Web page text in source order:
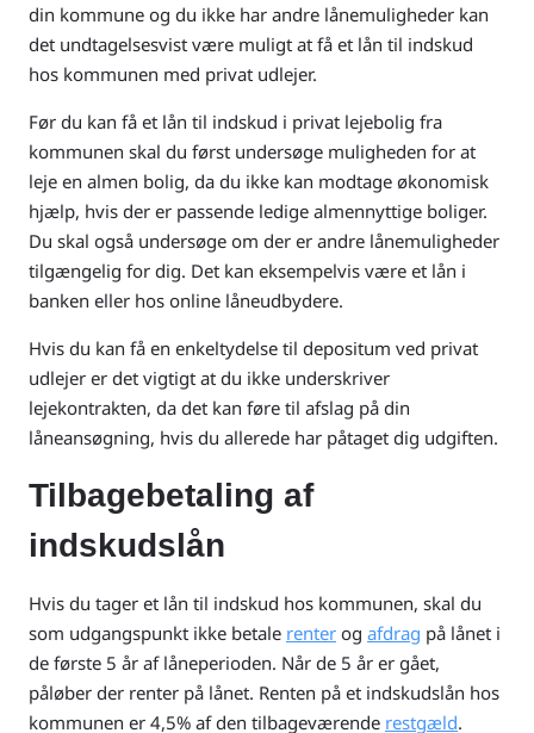
din kommune og du ikke har andre lånemuligheder kan
det undtagelsesvist være muligt at få et lån til indskud
hos kommunen med privat udlejer.
Før du kan få et lån til indskud i privat lejebolig fra
kommunen skal du først undersøge muligheden for at
leje en almen bolig, da du ikke kan modtage økonomisk
hjælp, hvis der er passende ledige almennyttige boliger.
Du skal også undersøge om der er andre lånemuligheder
tilgængelig for dig. Det kan eksempelvis være et lån i
banken eller hos online låneudbydere.
Hvis du kan få en enkeltydelse til depositum ved privat
udlejer er det vigtigt at du ikke underskriver
lejekontrakten, da det kan føre til afslag på din
låneansøgning, hvis du allerede har påtaget dig udgiften.
Tilbagebetaling af
indskudslån
Hvis du tager et lån til indskud hos kommunen, skal du
som udgangspunkt ikke betale renter og afdrag på lånet i
de første 5 år af låneperioden. Når de 5 år er gået,
påløber der renter på lånet. Renten på et indskudslån hos
kommunen er 4,5% af den tilbageværende restgæld.